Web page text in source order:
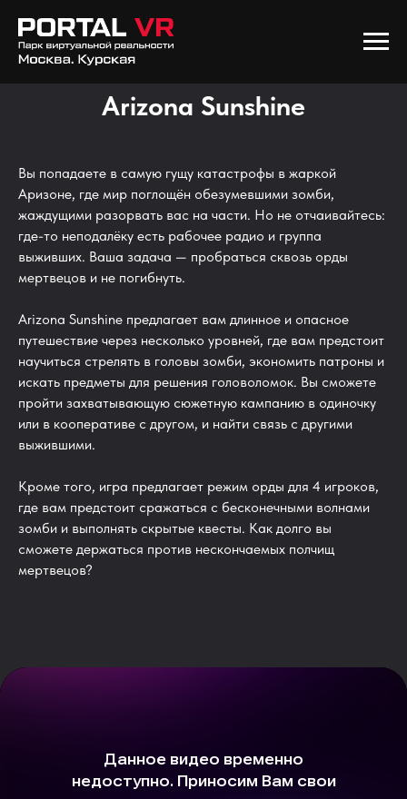
Arizona Sunshine
Вы попадаете в самую гущу катастрофы в жаркой
Аризоне, где мир поглощён обезумевшими зомби,
жаждущими разорвать вас на части. Но не отчаивайтесь:
где-то неподалёку есть рабочее радио и группа
выживших. Ваша задача — пробраться сквозь орды
мертвецов и не погибнуть.
Arizona Sunshine предлагает вам длинное и опасное
путешествие через несколько уровней, где вам предстоит
научиться стрелять в головы зомби, экономить патроны и
искать предметы для решения головоломок. Вы сможете
пройти захватывающую сюжетную кампанию в одиночку
или в кооперативе с другом, и найти связь с другими
выжившими.
Кроме того, игра предлагает режим орды для 4 игроков,
где вам предстоит сражаться с бесконечными волнами
зомби и выполнять скрытые квесты. Как долго вы
сможете держаться против нескончаемых полчищ
мертвецов?